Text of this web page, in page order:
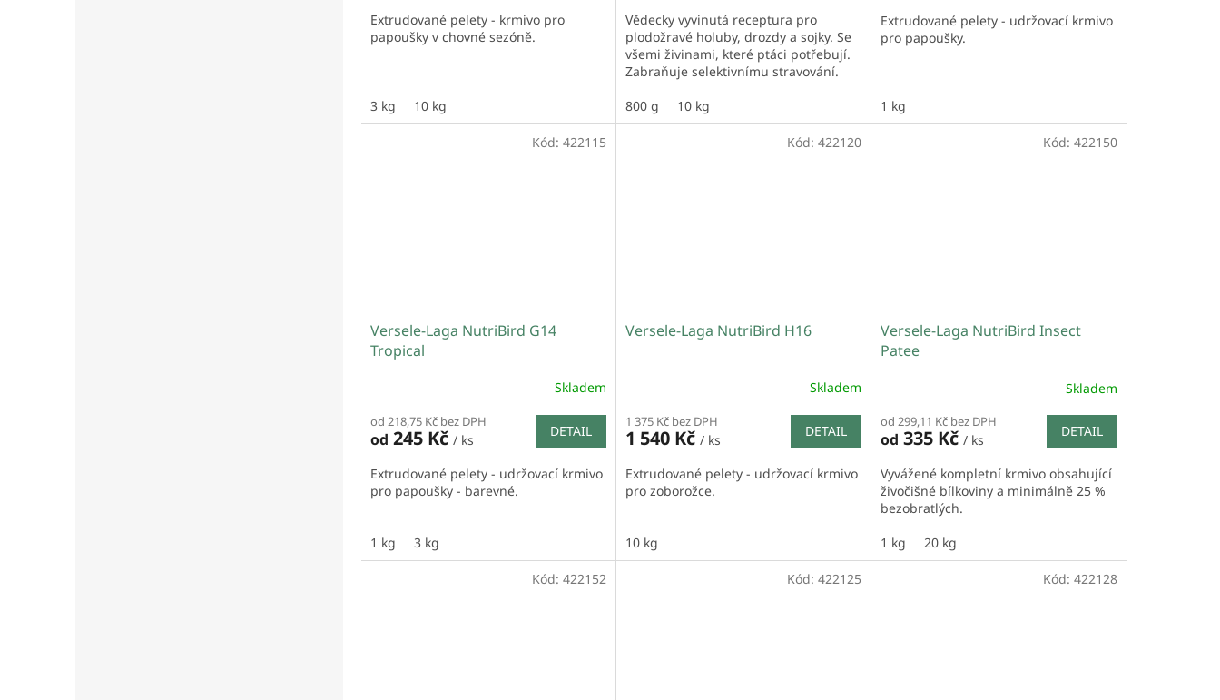
Extrudované pelety - krmivo pro
papoušky v chovné sezóně.
3 kg 10 kg
Vědecky vyvinutá receptura pro
plodožravé holuby, drozdy a sojky. Se
všemi živinami, které ptáci potřebují.
Zabraňuje selektivnímu stravování.
800 g
10 kg
Extrudované pelety - udržovací krmivo
pro papoušky.
1 kg
Versele-Laga NutriBird G14
Tropical
Skladem
od 218,75 Kč bez DPH
od 245 Kč / ks
DETAIL
Extrudované pelety - udržovací krmivo
pro papoušky - barevné.
1 kg 3 kg
Kód: 422115
Versele-Laga NutriBird H16
Skladem
1 375 Kč bez DPH
1 540 Kč / ks
DETAIL
Extrudované pelety - udržovací krmivo
pro zoborožce.
10 kg
Kód: 422120
Versele-Laga NutriBird Insect
Patee
Skladem
od 299,11 Kč bez DPH
od 335 Kč / ks
DETAIL
Vyvážené kompletní krmivo obsahující
živočišné bílkoviny a minimálně 25 %
bezobratlých.
1 kg
20 kg
Kód: 422150
Kód: 422152 Kód: 422125 Kód: 422128